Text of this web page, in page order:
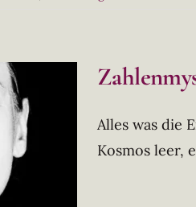
Alles was die
Kosmos leer,